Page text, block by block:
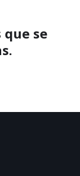
que se